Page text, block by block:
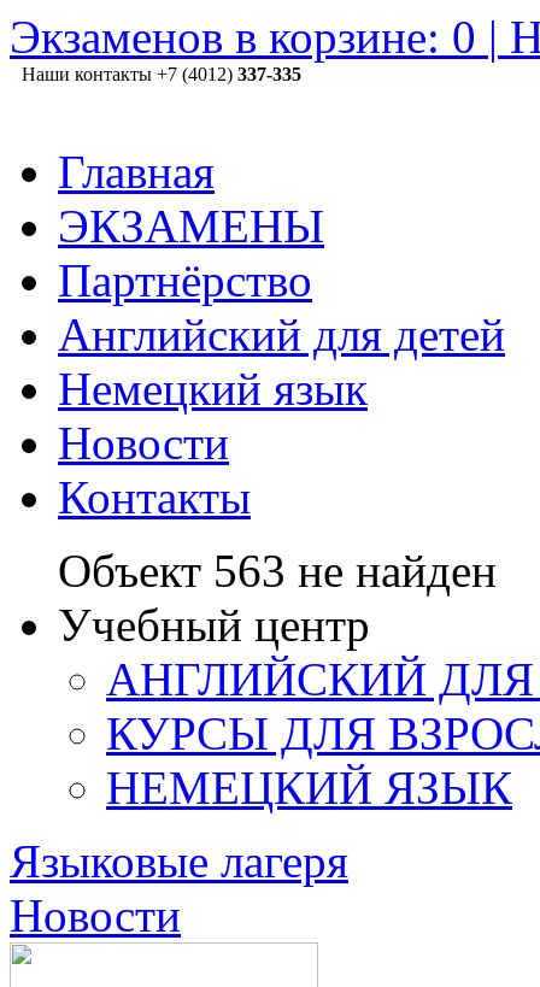
Экзаменов в корзине: 0 |
Наши контакты +7 (4012) 337-335
Главная
ЭКЗАМЕНЫ
Партнёрство
Английский для детей
Немецкий язык
Новости
Контакты
Объект 563 не найден
Учебный центр
АНГЛИЙСКИЙ
КУРСЫ ДЛЯ
НЕМЕЦКИЙ ЯЗЫК
Языковые лагеря
Новости